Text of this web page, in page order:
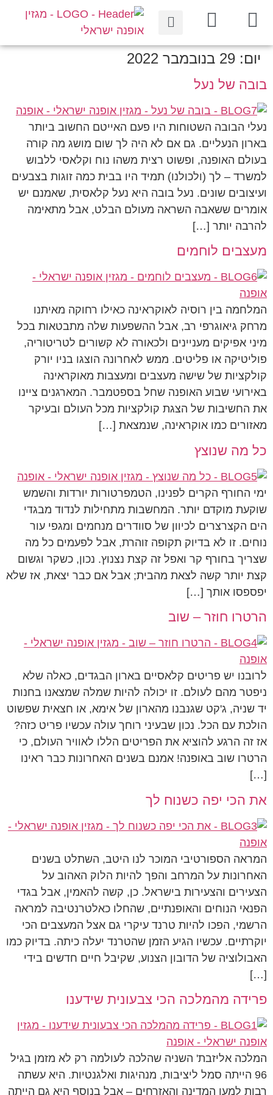
יום: 29 בנובמבר 2022
בובה של נעל
נעלי הבובה השטוחות היו פעם האייטם החשוב ביותר
בארון הנעליים. גם אם לא היה לך שום מושג מה קורה
בעולם האופנה, ופשוט רצית משהו נוח וקלאסי ללבוש
למשרד – לך (ולכולנו) תמיד היו בבית כמה זוגות בצבעים
ועיצובים שונים. נעל בובה היא נעל קלאסית, שאמנם יש
אומרים ששאבה השראה מעולם הבלט, אבל מתאימה
להרבה יותר […]
מעצבים לוחמים
המלחמה בין רוסיה לאוקראינה כאילו רחוקה מאיתנו
מרחק גיאוגרפי רב, אבל ההשפעות שלה מתבטאות בכל
מיני אפיקים מעניינים ולכאורה לא קשורים לטריטוריה,
פוליטיקה או פליטים. ממש לאחרונה הוצגו בניו יורק
קולקציות של שישה מעצבים ומעצבות מאוקראינה
באירועי שבוע האופנה שחל בספטמבר. המארגנים ציינו
את החשיבות של הצגת קולקציות מכל העולם ובעיקר
מאזורים כמו אוקראינה, שנמצאת […]
כל מה שנוצץ
ימי החורף הקרים לפנינו, הטמפרטורות יורדות והשמש
שוקעת מוקדם יותר. המחשבות מתחילות לנדוד מבגדי
הים הקצרצרים לכיוון של סוודרים מנחמים ומגפי עור
נוחים. זו לא בדיוק תקופה זוהרת, אבל לפעמים כל מה
שצריך בחורף קר ואפל זה קצת נצנוץ. נכון, כשקר וגשום
קצת יותר קשה לצאת מהבית; אבל אם כבר יצאת, אז שלא
יפספסו אותך […]
הרטרו חוזר – שוב
לרובנו יש פריטים קלאסיים בארון הבגדים, כאלה שלא
ניפטר מהם לעולם. זו יכולה להיות שמלה שמצאנו בחנות
יד שניה, ג'קט שגנבנו מהארון של אימא, או חצאית שפשוט
הולכת עם הכל. נכון שבעיני רוחך עולה עכשיו פריט כזה?
אז זה הרגע להוציא את הפריטים הללו לאוויר העולם, כי
הרטרו שוב באופנה! אמנם בשנים האחרונות כבר ראינו
[…]
את הכי יפה כשנוח לך
המראה הספורטיבי המוכר לנו היטב, השתלט בשנים
האחרונות על המרחב והפך להיות הלוק האהוב על
הצעירים והצעירות בישראל. כן, קשה להאמין, אבל בגדי
הפנאי הנוחים והאופנתיים, שהחלו כאלטרנטיבה למראה
הרשמי, הפכו להיות טרנד עיקרי גם אצל המעצבים הכי
יוקרתיים. עכשיו הגיע הזמן שהטרנד יעלה כיתה. בדיוק כמו
האבולוציה של הדובון הצנוע, שקיבל חיים חדשים בידי
[…]
פרידה מהמלכה הכי צבעונית שידענו
המלכה אליזבת' השניה שהלכה לעולמה רק לא מזמן בגיל
96 הייתה סמל ליציבות, מנהיגות ואלגנטיות. היא עשתה
רבות למען המדינה והאזרחים – אבל בנוסף היא גם הייתה